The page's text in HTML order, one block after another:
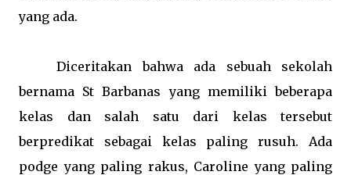
yang ada.
Diceritakan bahwa ada sebuah sekolah
bernama St Barbanas yang memiliki beberapa
kelas dan salah satu dari kelas tersebut
berpredikat sebagai kelas paling rusuh. Ada
podge yang paling rakus, Caroline yang paling